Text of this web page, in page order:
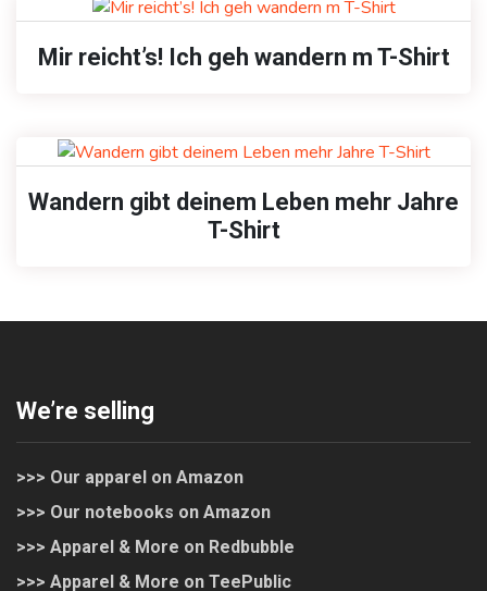
Mir reicht’s! Ich geh wandern m T-Shirt
Wandern gibt deinem Leben mehr Jahre
T-Shirt
We’re selling
>>> Our apparel on Amazon
>>> Our notebooks on Amazon
>>> Apparel & More on Redbubble
>>> Apparel & More on TeePublic